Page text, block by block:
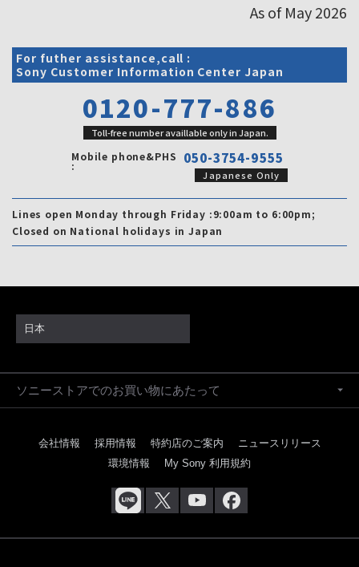
As of May 2026
For futher assistance,call :
Sony Customer Information Center Japan
0120-777-886
Toll-free number availlable only in Japan.
Mobile phone&PHS
: 050-3754-9555
Japanese Only
Lines open Monday through Friday :9:00am to 6:00pm;
Closed on National holidays in Japan
日本
ソニーストアでのお買い物にあたって
会社情報 採用情報 特約店のご案内
ニュースリリース
環境情報
My Sony 利用規約